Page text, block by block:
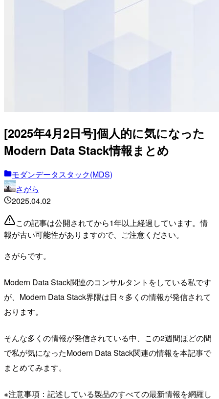
[2025年4月2日号]個人的に気になった
Modern Data Stack情報まとめ
モダンデータスタック(MDS)
さがら
2025.04.02
この記事は公開されてから1年以上経過しています。情
報が古い可能性がありますので、ご注意ください。
さがらです。
Modern Data Stack関連のコンサルタントをしている私です
が、Modern Data Stack界隈は日々多くの情報が発信されて
おります。
そんな多くの情報が発信されている中、この2週間ほどの間
で私が気になったModern Data Stack関連の情報を本記事で
まとめてみます。
※注意事項：記述している製品のすべての最新情報を網羅し